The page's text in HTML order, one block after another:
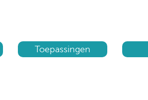
Toepassingen